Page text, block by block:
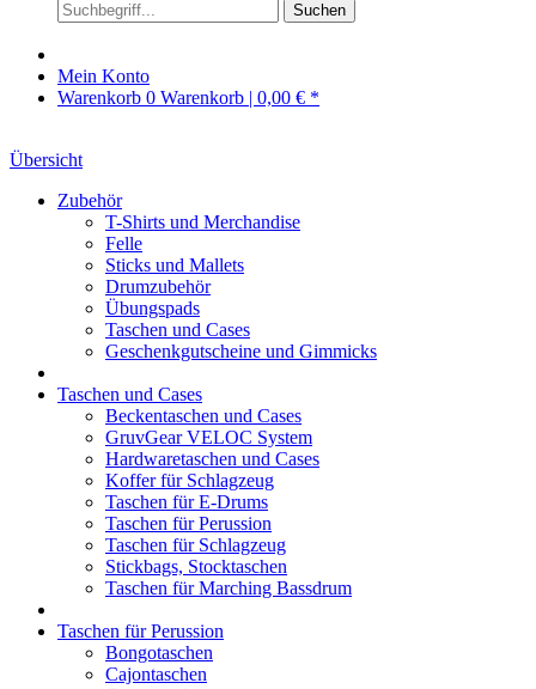
Suchen
Mein Konto
Warenkorb 0 Warenkorb | 0,00 € *
Übersicht
Zubehör
T-Shirts und Merchandise
Felle
Sticks und Mallets
Drumzubehör
Übungspads
Taschen und Cases
Geschenkgutscheine und Gimmicks
Taschen und Cases
Beckentaschen und Cases
GruvGear VELOC System
Hardwaretaschen und Cases
Koffer für Schlagzeug
Taschen für E-Drums
Taschen für Perussion
Taschen für Schlagzeug
Stickbags, Stocktaschen
Taschen für Marching Bassdrum
Taschen für Perussion
Bongotaschen
Cajontaschen